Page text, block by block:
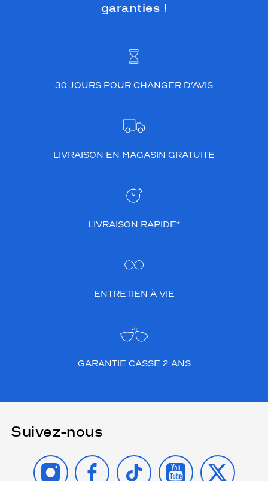
garanties !
30 JOURS POUR CHANGER D’AVIS
LIVRAISON EN MAGASIN GRATUITE
LIVRAISON RAPIDE*
ENTRETIEN À VIE
GARANTIE CASSE 2 ANS
Suivez-nous
INSTAGRAMFACEBOOK
TIKTOK YOUTUBE
X